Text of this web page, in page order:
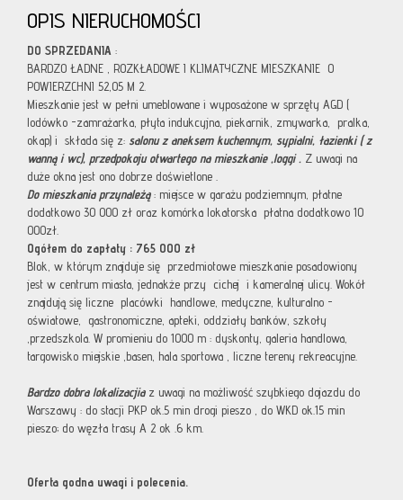
OPIS NIERUCHOMOŚCI
DO SPRZEDANIA :
BARDZO ŁADNE , ROZKŁADOWE I KLIMATYCZNE MIESZKANIE O
POWIERZCHNI 52,05 M 2.
Mieszkanie jest w pełni umeblowane i wyposażone w sprzęty AGD (
lodówko -zamrażarka, płyta indukcyjna, piekarnik, zmywarka, pralka,
okap) i składa się z: salonu z aneksem kuchennym, sypialni, łazienki ( z
wanną i wc), przedpokoju otwartego na mieszkanie ,loggi . Z uwagi na
duże okna jest ono dobrze doświetlone .
Do mieszkania przynależą: miejsce w garażu podziemnym, płatne
dodatkowo 30 000 zł oraz komórka lokatorska płatna dodatkowo 10
000zł.
Ogółem do zapłaty : 765 000 zł
Blok, w którym znajduje się przedmiotowe mieszkanie posadowiony
jest w centrum miasta, jednakże przy cichej i kameralnej ulicy. Wokół
znajdują się liczne placówki handlowe, medyczne, kulturalno -
oświatowe, gastronomiczne, apteki, oddziały banków, szkoły
,przedszkola. W promieniu do 1000 m : dyskonty, galeria handlowa,
targowisko miejskie ,basen, hala sportowa , liczne tereny rekreacyjne.
Bardzo dobra lokalizacjia z uwagi na możliwość szybkiego dojazdu do
Warszawy : do stacji PKP ok.5 min drogi pieszo , do WKD ok.15 min
pieszo; do węzła trasy A 2 ok .6 km.
Oferta godna uwagi i polecenia.